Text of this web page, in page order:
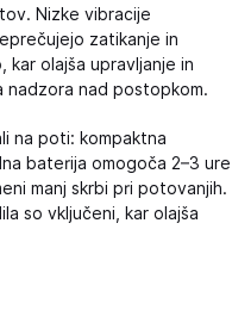
Nizke vibracije
zatikanje in
kar olajša upravljanje in
nad postopkom.
na poti: kompaktna
baterija omogoča 2–3 ure
manj skrbi pri potovanjih.
so vključeni, kar olajša